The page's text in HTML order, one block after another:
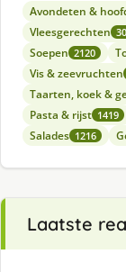
Avondeten &
Vleesgerechten
Soepen 2120
Vis & zeevruchten
Taarten, koek &
Pasta & rijst 1419
Salades 1216
Laatste